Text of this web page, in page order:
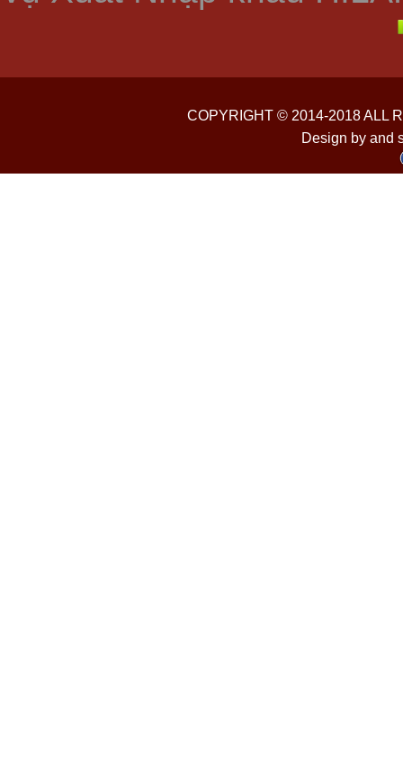
COPYRIGHT © 2014-2018 ALL
Design by and